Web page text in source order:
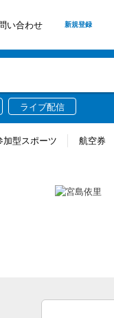
い合わせ 新規登録
ライブ配信
加型スポーツ 航空券